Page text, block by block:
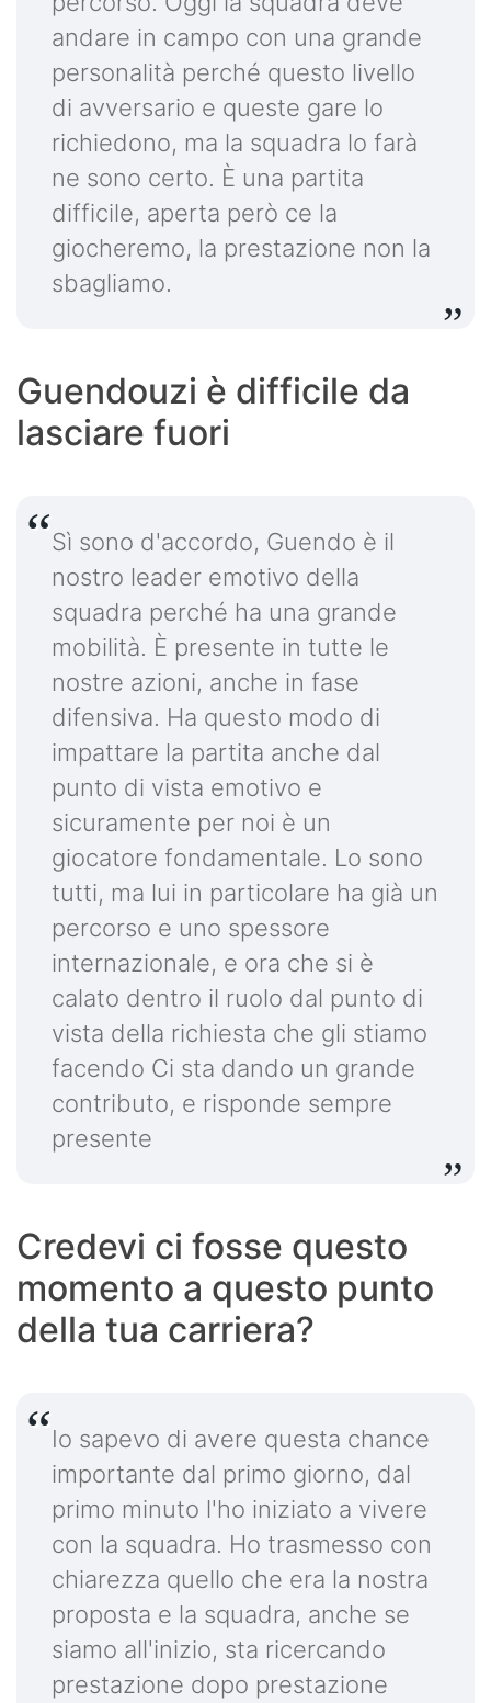
andare in campo con una grande
personalità perché questo livello
di avversario e queste gare lo
richiedono, ma la squadra lo farà
ne sono certo. È una partita
difficile, aperta però ce la
giocheremo, la prestazione non la
sbagliamo.
Guendouzi è difficile da
lasciare fuori
Sì sono d'accordo, Guendo è il
nostro leader emotivo della
squadra perché ha una grande
mobilità. È presente in tutte le
nostre azioni, anche in fase
difensiva. Ha questo modo di
impattare la partita anche dal
punto di vista emotivo e
sicuramente per noi è un
giocatore fondamentale. Lo sono
tutti, ma lui in particolare ha già un
percorso e uno spessore
internazionale, e ora che si è
calato dentro il ruolo dal punto di
vista della richiesta che gli stiamo
facendo Ci sta dando un grande
contributo, e risponde sempre
presente
Credevi ci fosse questo
momento a questo punto
della tua carriera?
Io sapevo di avere questa chance
importante dal primo giorno, dal
primo minuto l'ho iniziato a vivere
con la squadra. Ho trasmesso con
chiarezza quello che era la nostra
proposta e la squadra, anche se
siamo all'inizio, sta ricercando
prestazione dopo prestazione